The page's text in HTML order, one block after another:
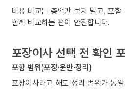
비용 비교는 총액만 보지 말고, 포
함께 비교하는 편이 안전합니다.
포장이사 선택 전 확인
포함 범위(포장·운반·정리)
포장이사라고 해도 정리 범위가 동